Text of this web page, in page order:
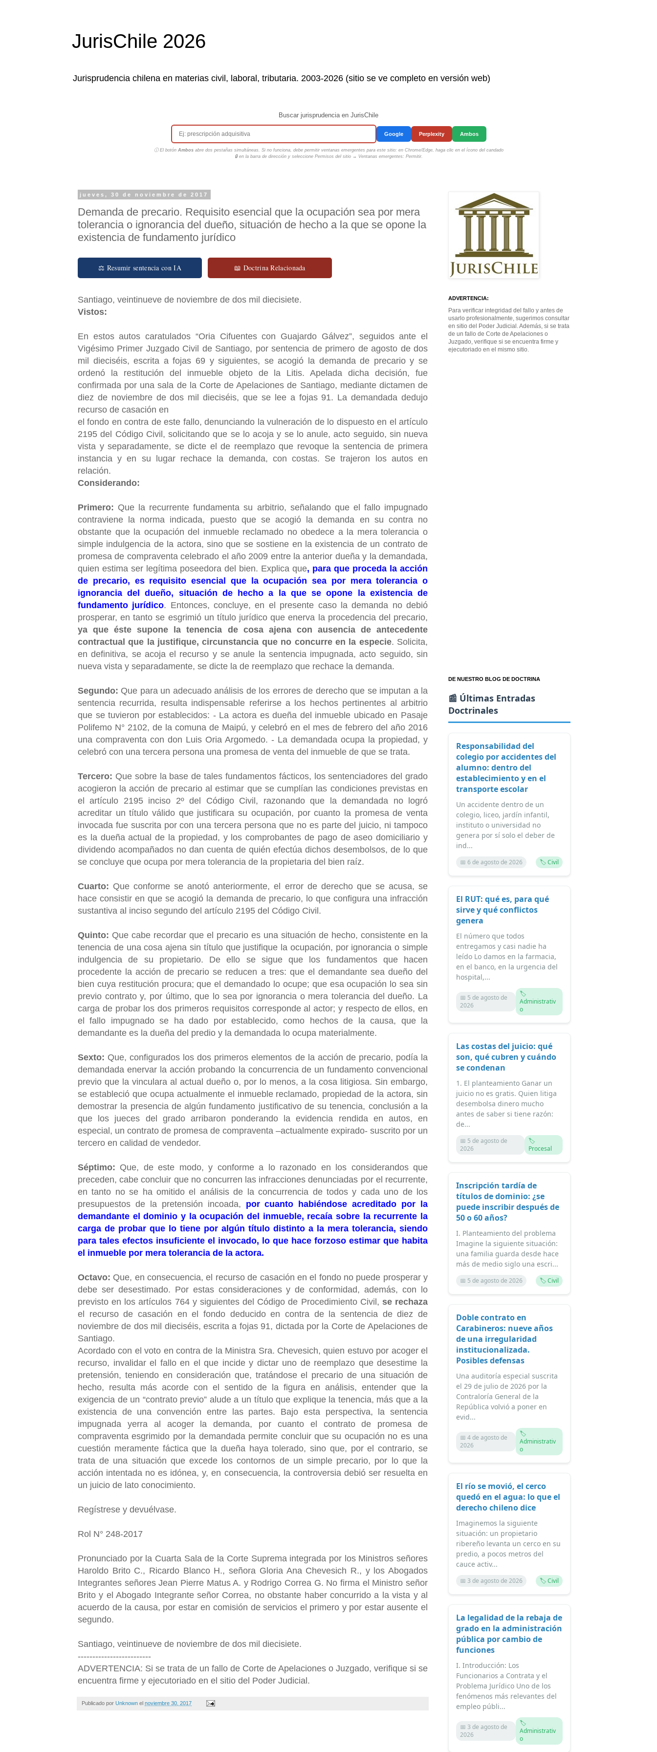
JurisChile 2026
Jurisprudencia chilena en materias civil, laboral, tributaria. 2003-2026 (sitio se ve completo en versión web)
Buscar jurisprudencia en JurisChile
Google Perplexity Ambos
ⓘ El botón Ambosabre dos pestañas simultáneas. Si no funciona, debe permitir ventanas emergentes para este sitio: en Chrome/Edge, haga clic en el ícono del candado
🔒 en la barra de dirección y seleccione Permisos del sitio → Ventanas emergentes: Permitir.
jueves, 30 de noviembre de 2017
Demanda de precario. Requisito esencial que la ocupación sea por mera
tolerancia o ignorancia del dueño, situación de hecho a la que se opone la
existencia de fundamento jurídico
⚖ Resumir sentencia con IA 📖 Doctrina Relacionada
Santiago, veintinueve de noviembre de dos mil diecisiete.
Vistos:
En estos autos caratulados “Oria Cifuentes con Guajardo Gálvez”, seguidos ante el
Vigésimo Primer Juzgado Civil de Santiago, por sentencia de primero de agosto de dos
mil dieciséis, escrita a fojas 69 y siguientes, se acogió la demanda de precario y se
ordenó la restitución del inmueble objeto de la Litis. Apelada dicha decisión, fue
confirmada por una sala de la Corte de Apelaciones de Santiago, mediante dictamen de
diez de noviembre de dos mil dieciséis, que se lee a fojas 91. La demandada dedujo
recurso de casación en
el fondo en contra de este fallo, denunciando la vulneración de lo dispuesto en el artículo
2195 del Código Civil, solicitando que se lo acoja y se lo anule, acto seguido, sin nueva
vista y separadamente, se dicte el de reemplazo que revoque la sentencia de primera
instancia y en su lugar rechace la demanda, con costas. Se trajeron los autos en
relación.
Considerando:
Primero: Que la recurrente fundamenta su arbitrio, señalando que el fallo impugnado
contraviene la norma indicada, puesto que se acogió la demanda en su contra no
obstante que la ocupación del inmueble reclamado no obedece a la mera tolerancia o
simple indulgencia de la actora, sino que se sostiene en la existencia de un contrato de
promesa de compraventa celebrado el año 2009 entre la anterior dueña y la demandada,
quien estima ser legítima poseedora del bien. Explica que, para que proceda la acción
de precario, es requisito esencial que la ocupación sea por mera tolerancia o
ignorancia del dueño, situación de hecho a la que se opone la existencia de
fundamento jurídico. Entonces, concluye, en el presente caso la demanda no debió
prosperar, en tanto se esgrimió un título jurídico que enerva la procedencia del precario,
ya que éste supone la tenencia de cosa ajena con ausencia de antecedente
contractual que la justifique, circunstancia que no concurre en la especie. Solicita,
en definitiva, se acoja el recurso y se anule la sentencia impugnada, acto seguido, sin
nueva vista y separadamente, se dicte la de reemplazo que rechace la demanda.
Segundo: Que para un adecuado análisis de los errores de derecho que se imputan a la
sentencia recurrida, resulta indispensable referirse a los hechos pertinentes al arbitrio
que se tuvieron por establecidos: - La actora es dueña del inmueble ubicado en Pasaje
Polifemo N° 2102, de la comuna de Maipú, y celebró en el mes de febrero del año 2016
una compraventa con don Luis Oria Argomedo. - La demandada ocupa la propiedad, y
celebró con una tercera persona una promesa de venta del inmueble de que se trata.
Tercero: Que sobre la base de tales fundamentos fácticos, los sentenciadores del grado
acogieron la acción de precario al estimar que se cumplían las condiciones previstas en
el artículo 2195 inciso 2º del Código Civil, razonando que la demandada no logró
acreditar un título válido que justificara su ocupación, por cuanto la promesa de venta
invocada fue suscrita por con una tercera persona que no es parte del juicio, ni tampoco
es la dueña actual de la propiedad, y los comprobantes de pago de aseo domiciliario y
dividendo acompañados no dan cuenta de quién efectúa dichos desembolsos, de lo que
se concluye que ocupa por mera tolerancia de la propietaria del bien raíz.
Cuarto: Que conforme se anotó anteriormente, el error de derecho que se acusa, se
hace consistir en que se acogió la demanda de precario, lo que configura una infracción
sustantiva al inciso segundo del artículo 2195 del Código Civil.
Quinto: Que cabe recordar que el precario es una situación de hecho, consistente en la
tenencia de una cosa ajena sin título que justifique la ocupación, por ignorancia o simple
indulgencia de su propietario. De ello se sigue que los fundamentos que hacen
procedente la acción de precario se reducen a tres: que el demandante sea dueño del
bien cuya restitución procura; que el demandado lo ocupe; que esa ocupación lo sea sin
previo contrato y, por último, que lo sea por ignorancia o mera tolerancia del dueño. La
carga de probar los dos primeros requisitos corresponde al actor; y respecto de ellos, en
el fallo impugnado se ha dado por establecido, como hechos de la causa, que la
demandante es la dueña del predio y la demandada lo ocupa materialmente.
Sexto: Que, configurados los dos primeros elementos de la acción de precario, podía la
demandada enervar la acción probando la concurrencia de un fundamento convencional
previo que la vinculara al actual dueño o, por lo menos, a la cosa litigiosa. Sin embargo,
se estableció que ocupa actualmente el inmueble reclamado, propiedad de la actora, sin
demostrar la presencia de algún fundamento justificativo de su tenencia, conclusión a la
que los jueces del grado arribaron ponderando la evidencia rendida en autos, en
especial, un contrato de promesa de compraventa –actualmente expirado- suscrito por un
tercero en calidad de vendedor.
Séptimo: Que, de este modo, y conforme a lo razonado en los considerandos que
preceden, cabe concluir que no concurren las infracciones denunciadas por el recurrente,
en tanto no se ha omitido el análisis de la concurrencia de todos y cada uno de los
presupuestos de la pretensión incoada, por cuanto habiéndose acreditado por la
demandante el dominio y la ocupación del inmueble, recaía sobre la recurrente la
carga de probar que lo tiene por algún título distinto a la mera tolerancia, siendo
para tales efectos insuficiente el invocado, lo que hace forzoso estimar que habita
el inmueble por mera tolerancia de la actora.
Octavo: Que, en consecuencia, el recurso de casación en el fondo no puede prosperar y
debe ser desestimado. Por estas consideraciones y de conformidad, además, con lo
previsto en los artículos 764 y siguientes del Código de Procedimiento Civil, se rechaza
el recurso de casación en el fondo deducido en contra de la sentencia de diez de
noviembre de dos mil dieciséis, escrita a fojas 91, dictada por la Corte de Apelaciones de
Santiago.
Acordado con el voto en contra de la Ministra Sra. Chevesich, quien estuvo por acoger el
recurso, invalidar el fallo en el que incide y dictar uno de reemplazo que desestime la
pretensión, teniendo en consideración que, tratándose el precario de una situación de
hecho, resulta más acorde con el sentido de la figura en análisis, entender que la
exigencia de un “contrato previo” alude a un título que explique la tenencia, más que a la
existencia de una convención entre las partes. Bajo esta perspectiva, la sentencia
impugnada yerra al acoger la demanda, por cuanto el contrato de promesa de
compraventa esgrimido por la demandada permite concluir que su ocupación no es una
cuestión meramente fáctica que la dueña haya tolerado, sino que, por el contrario, se
trata de una situación que excede los contornos de un simple precario, por lo que la
acción intentada no es idónea, y, en consecuencia, la controversia debió ser resuelta en
un juicio de lato conocimiento.
Regístrese y devuélvase.
Rol N° 248-2017
Pronunciado por la Cuarta Sala de la Corte Suprema integrada por los Ministros señores
Haroldo Brito C., Ricardo Blanco H., señora Gloria Ana Chevesich R., y los Abogados
Integrantes señores Jean Pierre Matus A. y Rodrigo Correa G. No firma el Ministro señor
Brito y el Abogado Integrante señor Correa, no obstante haber concurrido a la vista y al
acuerdo de la causa, por estar en comisión de servicios el primero y por estar ausente el
segundo.
Santiago, veintinueve de noviembre de dos mil diecisiete.
-------------------------
ADVERTENCIA: Si se trata de un fallo de Corte de Apelaciones o Juzgado, verifique si se
encuentra firme y ejecutoriado en el sitio del Poder Judicial.
Publicado por Unknown el noviembre 30, 2017
ADVERTENCIA:
Para verificar integridad del fallo y antes de
usarlo profesionalmente, sugerimos consultar
en sitio del Poder Judicial. Además, si se trata
de un fallo de Corte de Apelaciones o
Juzgado, verifique si se encuentra firme y
ejecutoriado en el mismo sitio.
DE NUESTRO BLOG DE DOCTRINA
📰 Últimas Entradas
Doctrinales
Responsabilidad del
colegio por accidentes del
alumno: dentro del
establecimiento y en el
transporte escolar
Un accidente dentro de un
colegio, liceo, jardín infantil,
instituto o universidad no
genera por sí solo el deber de
ind...
📅 6 de agosto de 2026 🏷️ Civil
El RUT: qué es, para qué
sirve y qué conflictos
genera
El número que todos
entregamos y casi nadie ha
leído Lo damos en la farmacia,
en el banco, en la urgencia del
hospital,...
📅 5 de agosto de
2026
🏷️
Administrativ
o
Las costas del juicio: qué
son, qué cubren y cuándo
se condenan
1. El planteamiento Ganar un
juicio no es gratis. Quien litiga
desembolsa dinero mucho
antes de saber si tiene razón:
de...
📅 5 de agosto de
2026
🏷️
Procesal
Inscripción tardía de
títulos de dominio: ¿se
puede inscribir después de
50 o 60 años?
I. Planteamiento del problema
Imagine la siguiente situación:
una familia guarda desde hace
más de medio siglo una escri...
📅 5 de agosto de 2026 🏷️ Civil
Doble contrato en
Carabineros: nueve años
de una irregularidad
institucionalizada.
Posibles defensas
Una auditoría especial suscrita
el 29 de julio de 2026 por la
Contraloría General de la
República volvió a poner en
evid...
📅 4 de agosto de
2026
🏷️
Administrativ
o
El río se movió, el cerco
quedó en el agua: lo que el
derecho chileno dice
Imaginemos la siguiente
situación: un propietario
ribereño levanta un cerco en su
predio, a pocos metros del
cauce activ...
📅 3 de agosto de 2026 🏷️ Civil
La legalidad de la rebaja de
grado en la administración
pública por cambio de
funciones
I. Introducción: Los
Funcionarios a Contrata y el
Problema Jurídico Uno de los
fenómenos más relevantes del
empleo públi...
📅 3 de agosto de
2026
🏷️
Administrativ
o